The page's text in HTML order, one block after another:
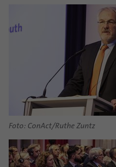
Foto: ConAct/Ruthe Zuntz